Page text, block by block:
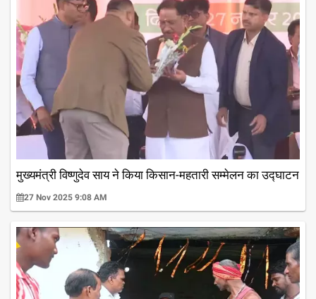
मुख्यमंत्री विष्णुदेव साय ने किया किसान-महतारी सम्मेलन का उद्घाटन
27 Nov 2025 9:08 AM